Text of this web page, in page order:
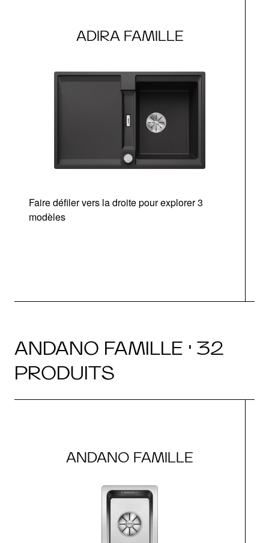
ADIRA FAMILLE
Faire défiler vers la droite pour explorer 3
modèles
ANDANO FAMILLE · 32
PRODUITS
ANDANO FAMILLE